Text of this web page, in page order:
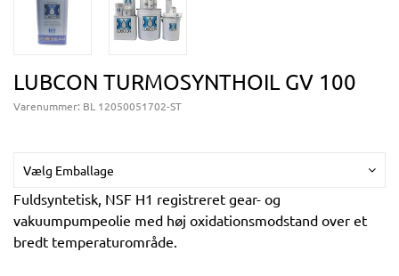
LUBCON TURMOSYNTHOIL GV 100
Varenummer: BL 12050051702-ST
Vælg Emballage
Fuldsyntetisk, NSF H1 registreret gear- og
vakuumpumpeolie med høj oxidationsmodstand over et
bredt temperaturområde.